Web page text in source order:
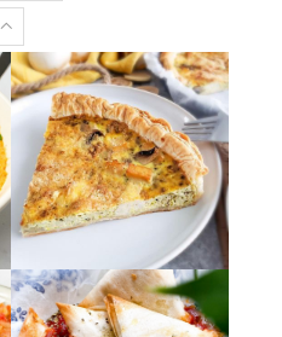
admin7980